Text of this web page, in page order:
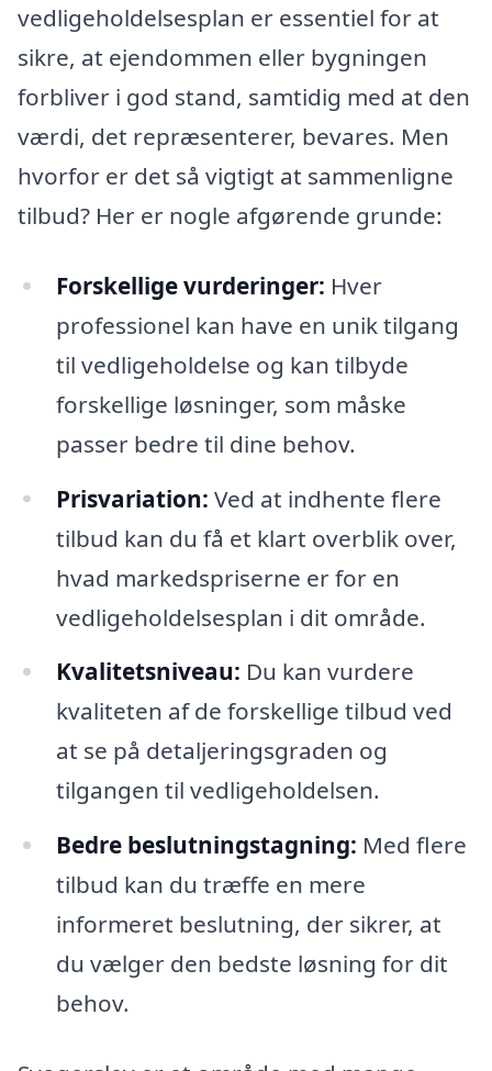
vedligeholdelsesplan er essentiel for at
sikre, at ejendommen eller bygningen
forbliver i god stand, samtidig med at den
værdi, det repræsenterer, bevares. Men
hvorfor er det så vigtigt at sammenligne
tilbud? Her er nogle afgørende grunde:
Forskellige vurderinger: Hver
professionel kan have en unik tilgang
til vedligeholdelse og kan tilbyde
forskellige løsninger, som måske
passer bedre til dine behov.
Prisvariation: Ved at indhente flere
tilbud kan du få et klart overblik over,
hvad markedspriserne er for en
vedligeholdelsesplan i dit område.
Kvalitetsniveau: Du kan vurdere
kvaliteten af de forskellige tilbud ved
at se på detaljeringsgraden og
tilgangen til vedligeholdelsen.
Bedre beslutningstagning: Med flere
tilbud kan du træffe en mere
informeret beslutning, der sikrer, at
du vælger den bedste løsning for dit
behov.